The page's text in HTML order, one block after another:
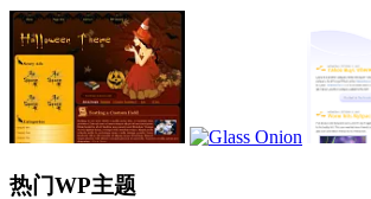
热门WP主题